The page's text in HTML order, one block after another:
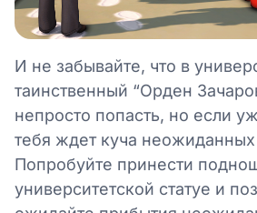
И не забывайте, что в
таинственный “Орден
непросто попасть, но если
тебя ждет куча неожиданных
Попробуйте принести
университетской статуе и